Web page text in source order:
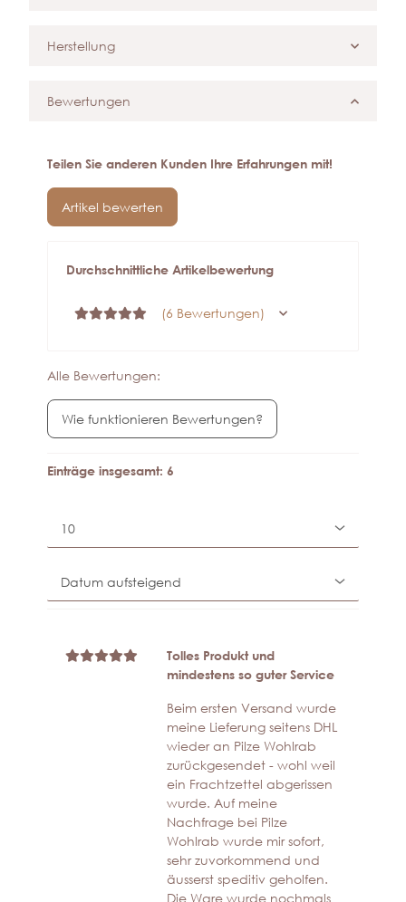
Herstellung
Bewertungen
Durchschnittliche Artikelbewertung
(6 Bewertungen)
Teilen Sie anderen Kunden Ihre Erfahrungen mit!
Artikel bewerten
Alle Bewertungen:
Wie funktionieren Bewertungen?
Einträge insgesamt: 6
Tolles Produkt und
mindestens so guter Service
Beim ersten Versand wurde
meine Lieferung seitens DHL
wieder an Pilze Wohlrab
zurückgesendet - wohl weil
ein Frachtzettel abgerissen
wurde. Auf meine
Nachfrage bei Pilze
Wohlrab wurde mir sofort,
sehr zuvorkommend und
äusserst speditiv geholfen.
Die Ware wurde nochmals